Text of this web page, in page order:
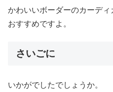
かわいいボーダーのカーデ
おすすめですよ。
さいごに
いかがでしたでしょうか。